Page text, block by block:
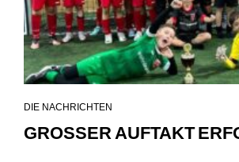
DIE NACHRICHTEN
GROSSER AUFTAKT